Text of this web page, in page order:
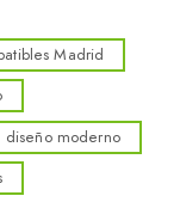
Madrid
diseño moderno